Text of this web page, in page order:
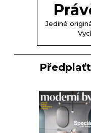
Jediné